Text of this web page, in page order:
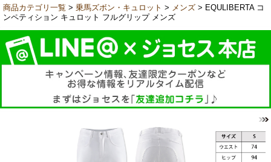
商品カテゴリ一覧 > 乗馬ズボン・キュロット > メンズ > EQULIBERTA コ
ンペティション キュロット フルグリップ メンズ